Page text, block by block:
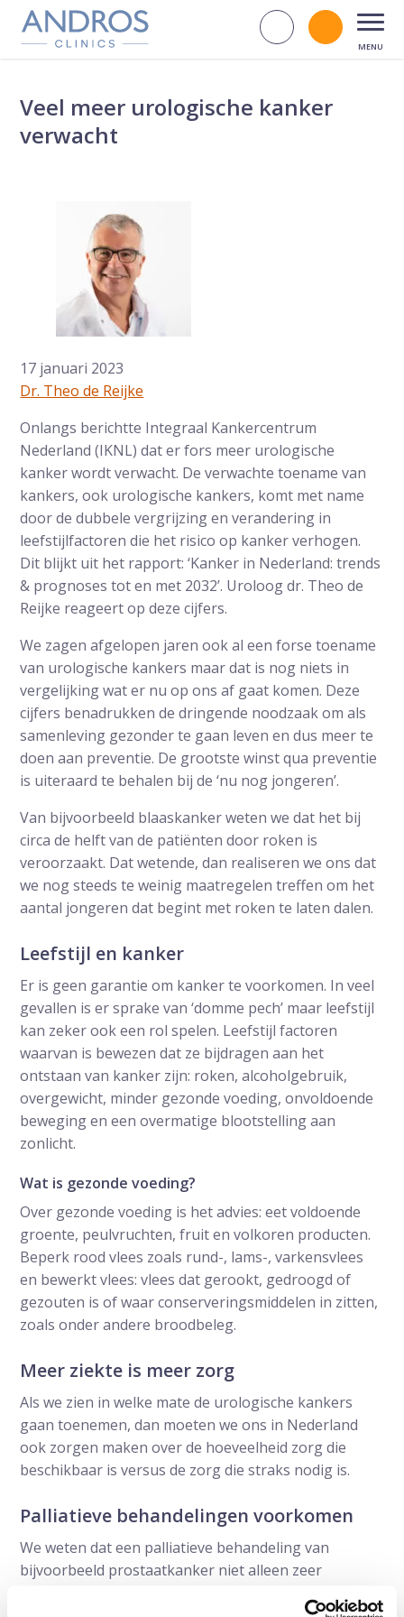
Navigatie overslaan
Zoek op
Bel
Veel meer urologische kanker
verwacht
17 januari 2023
Dr. Theo de Reijke
Onlangs berichtte Integraal Kankercentrum
Nederland (IKNL) dat er fors meer urologische
kanker wordt verwacht. De verwachte toename van
kankers, ook urologische kankers, komt met name
door de dubbele vergrijzing en verandering in
leefstijlfactoren die het risico op kanker verhogen.
Dit blijkt uit het rapport: ‘Kanker in Nederland: trends
& prognoses tot en met 2032’. Uroloog dr. Theo de
Reijke reageert op deze cijfers.
We zagen afgelopen jaren ook al een forse toename
van urologische kankers maar dat is nog niets in
vergelijking wat er nu op ons af gaat komen. Deze
cijfers benadrukken de dringende noodzaak om als
samenleving gezonder te gaan leven en dus meer te
doen aan preventie. De grootste winst qua preventie
is uiteraard te behalen bij de ‘nu nog jongeren’.
Van bijvoorbeeld blaaskanker weten we dat het bij
circa de helft van de patiënten door roken is
veroorzaakt. Dat wetende, dan realiseren we ons dat
we nog steeds te weinig maatregelen treffen om het
aantal jongeren dat begint met roken te laten dalen.
Leefstijl en kanker
Er is geen garantie om kanker te voorkomen. In veel
gevallen is er sprake van ‘domme pech’ maar leefstijl
kan zeker ook een rol spelen. Leefstijl factoren
waarvan is bewezen dat ze bijdragen aan het
ontstaan van kanker zijn: roken, alcoholgebruik,
overgewicht, minder gezonde voeding, onvoldoende
beweging en een overmatige blootstelling aan
zonlicht.
Wat is gezonde voeding?
Over gezonde voeding is het advies: eet voldoende
groente, peulvruchten, fruit en volkoren producten.
Beperk rood vlees zoals rund-, lams-, varkensvlees
en bewerkt vlees: vlees dat gerookt, gedroogd of
gezouten is of waar conserveringsmiddelen in zitten,
zoals onder andere broodbeleg.
Meer ziekte is meer zorg
Als we zien in welke mate de urologische kankers
gaan toenemen, dan moeten we ons in Nederland
ook zorgen maken over de hoeveelheid zorg die
beschikbaar is versus de zorg die straks nodig is.
Palliatieve behandelingen voorkomen
We weten dat een palliatieve behandeling van
bijvoorbeeld prostaatkanker niet alleen zeer